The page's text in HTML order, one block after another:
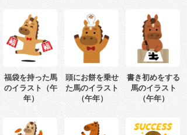
福袋を持った馬
のイラスト（午
年）
頭にお餅を乗せ
た馬のイラスト
（午年）
書き初めをする
馬のイラスト
（午年）